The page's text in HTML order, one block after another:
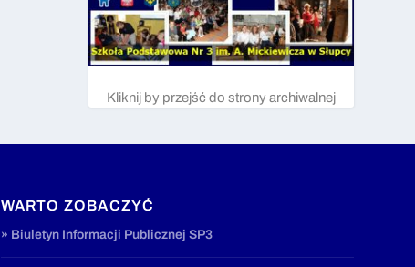
Kliknij by przejść do strony archiwalnej
WARTO ZOBACZYĆ
» Biuletyn Informacji Publicznej SP3